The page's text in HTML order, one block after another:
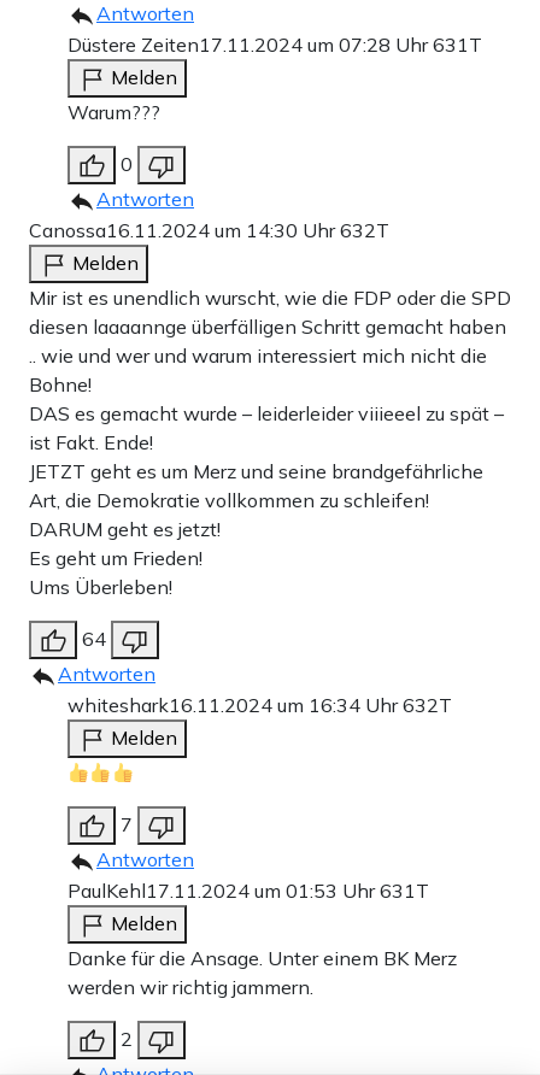
Antworten
Düstere Zeiten17.11.2024 um 07:28 Uhr631T
Melden
Warum???
0
Antworten
Canossa16.11.2024 um 14:30 Uhr632T
Melden
Mir ist es unendlich wurscht, wie die FDP oder die SPD
diesen laaaannge überfälligen Schritt gemacht haben
.. wie und wer und warum interessiert mich nicht die
Bohne!
DAS es gemacht wurde – leiderleider viiieeel zu spät –
ist Fakt. Ende!
JETZT geht es um Merz und seine brandgefährliche
Art, die Demokratie vollkommen zu schleifen!
DARUM geht es jetzt!
Es geht um Frieden!
Ums Überleben!
64
Antworten
whiteshark16.11.2024 um 16:34 Uhr632T
Melden
7
Antworten
PaulKehl17.11.2024 um 01:53 Uhr631T
Melden
Danke für die Ansage. Unter einem BK Merz
werden wir richtig jammern.
2